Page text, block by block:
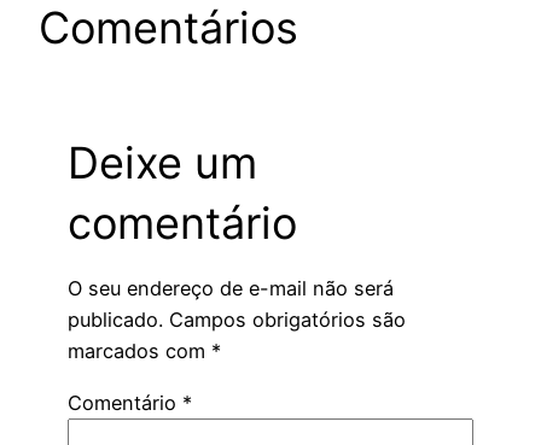
Comentários
Deixe um
comentário
O seu endereço de e-mail não será
publicado. Campos obrigatórios são
marcados com *
Comentário *